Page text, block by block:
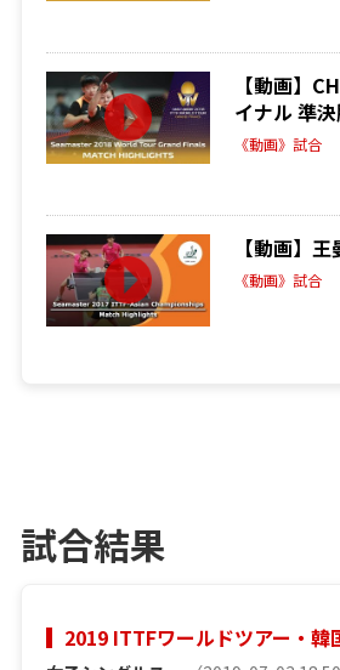
【動画】
イナル 準
《動画》試合
【動画】
《動画》試合
試合結果
2019 ITTFワールドツアー・韓